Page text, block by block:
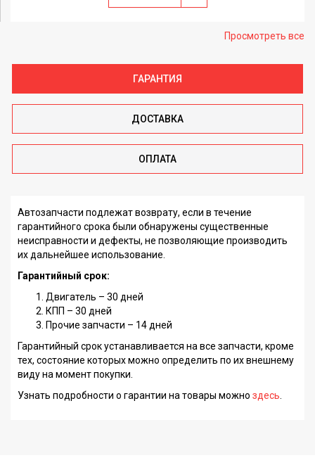
Просмотреть все
ГАРАНТИЯ
ДОСТАВКА
ОПЛАТА
Автозапчасти подлежат возврату, если в течение
гарантийного срока были обнаружены существенные
неисправности и дефекты, не позволяющие производить
их дальнейшее использование.
Гарантийный срок:
Двигатель – 30 дней
КПП – 30 дней
Прочие запчасти – 14 дней
Гарантийный срок устанавливается на все запчасти, кроме
тех, состояние которых можно определить по их внешнему
виду на момент покупки.
Узнать подробности о гарантии на товары можно здесь.